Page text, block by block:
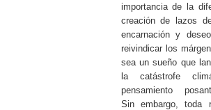
importancia de la
creación de lazos
encarnación y
reivindicar los
sea un sueño que
la catástrofe
pensamiento
Sin embargo, toda